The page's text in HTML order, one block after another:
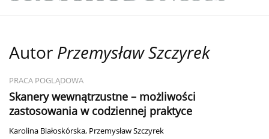
Autor Przemysław Szczyrek
PRACA POGLĄDOWA
Skanery wewnątrzustne – możliwości
zastosowania w codziennej praktyce
Karolina Białoskórska, Przemysław Szczyrek